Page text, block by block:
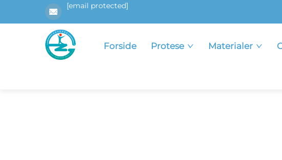
[email protected]
Forside Protese Materialer